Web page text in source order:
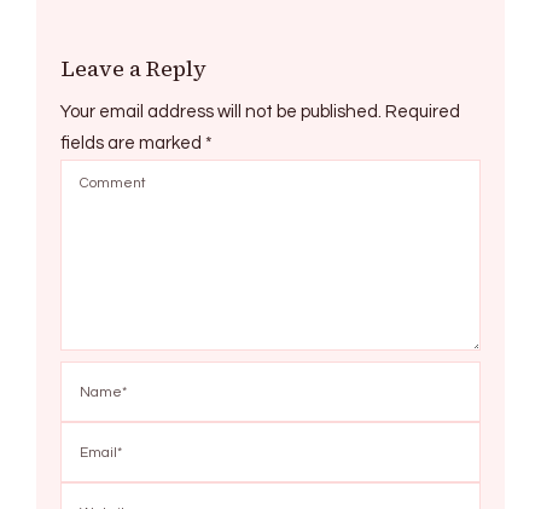
Leave a Reply
Your email address will not be published. Required
fields are marked *